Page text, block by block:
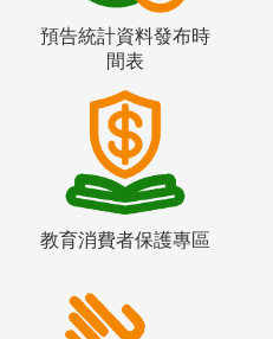
預告統計資料發布時
間表
教育消費者保護專區